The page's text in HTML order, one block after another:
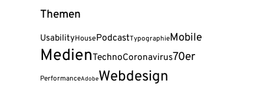
Themen
UsabilityHousePodcastTypographieMobile
MedienTechnoCoronavirus70er
PerformanceAdobeWebdesign